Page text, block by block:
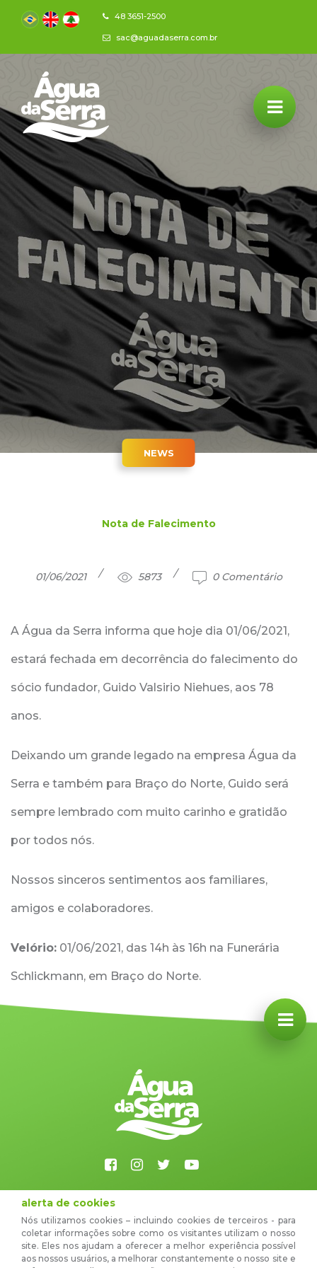
48 3651-2500
sac@aguadaserra.com.br
NEWS
Nota de Falecimento
01/06/2021 5873 0 Comentário
A Água da Serra informa que hoje dia 01/06/2021,
estará fechada em decorrência do falecimento do
sócio fundador, Guido Valsirio Niehues, aos 78
anos.
Deixando um grande legado na empresa Água da
Serra e também para Braço do Norte, Guido será
sempre lembrado com muito carinho e gratidão
por todos nós.
Nossos sinceros sentimentos aos familiares,
amigos e colaboradores.
Velório: 01/06/2021, das 14h às 16h na Funerária
Schlickmann, em Braço do Norte.
48 3651-2500
sac@aguadaserra.com.br
Rua Sete de Setembro, 911 - 88.750-000 - Braço
alerta de cookies
Nós utilizamos cookies – incluindo cookies de terceiros - para
coletar informações sobre como os visitantes utilizam o nosso
site. Eles nos ajudam a oferecer a melhor experiência possível
aos nossos usuários, a melhorar constantemente o nosso site e